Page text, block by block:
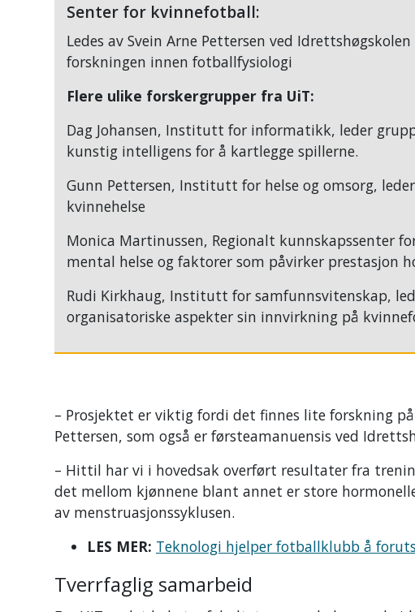
Senter for kvinnefotball:
Ledes av Svein Arne Pettersen ved
forskningen innen fotballfysiologi
Flere ulike forskergrupper fra UiT:
Dag Johansen, Institutt for informatikk, leder
kunstig intelligens for å kartlegge spillerne.
Gunn Pettersen, Institutt for helse og omsorg,
kvinnehelse
Monica Martinussen, Regionalt kunnskapssenter
mental helse og faktorer som påvirker prestasjon
Rudi Kirkhaug, Institutt for samfunnsvitenskap,
organisatoriske aspekter sin innvirkning på
– Prosjektet er viktig fordi det finnes lite forskning
Pettersen, som også er førsteamanuensis ved
– Hittil har vi i hovedsak overført resultater fra
det mellom kjønnene blant annet er store
av menstruasjonssyklusen.
LES MER: Teknologi hjelper fotballklubb å
Tverrfaglig samarbeid